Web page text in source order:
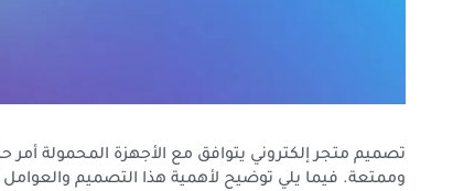
تصميم متجر إلكتروني يتوافق مع الأجهزة المحمولة
وممتعة. فيما يلي توضيح لأهمية هذا التصميم والعوامل